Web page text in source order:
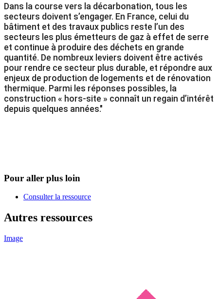
Dans la course vers la décarbonation, tous les
secteurs doivent s’engager. En France, celui du
bâtiment et des travaux publics reste l’un des
secteurs les plus émetteurs de gaz à effet de serre
et continue à produire des déchets en grande
quantité. De nombreux leviers doivent être activés
pour rendre ce secteur plus durable, et répondre aux
enjeux de production de logements et de rénovation
thermique. Parmi les réponses possibles, la
construction « hors-site » connaît un regain d’intérêt
depuis quelques années."
Pour aller plus loin
Consulter la ressource
Autres ressources
Image